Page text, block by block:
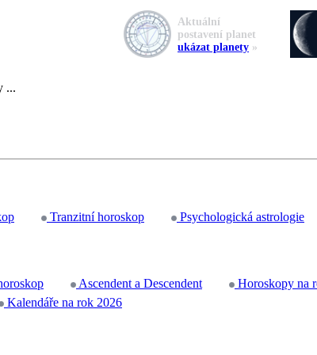
...
Tranzitní horoskop Psychologická astrologie
Ascendent a Descendent
Horoskopy na
Kalendáře na rok 2026
Aktuální
postavení planet
ukázat planety »